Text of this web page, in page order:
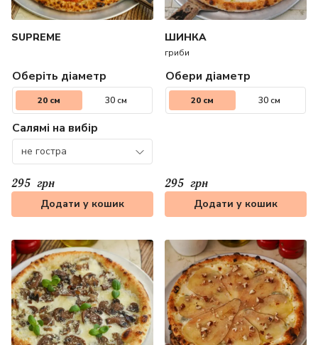
SUPREME
Оберіть діаметр
20 см 30 см
Салямі на вибір
не гостра
295 грн
Додати у кошик
ШИНКА
гриби
Обери діаметр
20 см 30 см
295 грн
Додати у кошик